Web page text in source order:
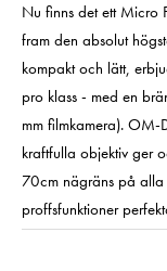
Nu finns det ett Micro
fram den absolut
kompakt och lätt,
pro klass - med en
mm filmkamera). OM-
kraftfulla objektiv ger
70cm nägräns på
proffsfunktioner